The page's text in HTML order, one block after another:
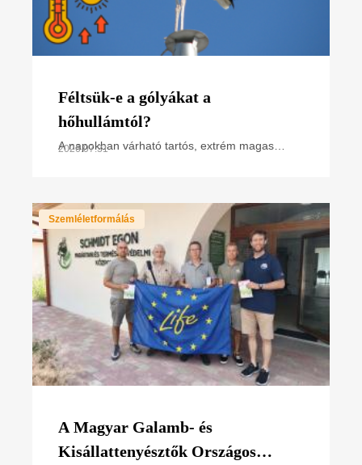
Féltsük-e a gólyákat a
hőhullámtól?
A napokban várható tartós, extrém magas
2026.07.31
Szemléletformálás
A Magyar Galamb- és
Kisállattenyésztők Országos